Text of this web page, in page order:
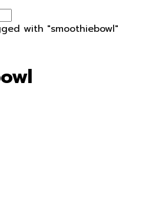
with "smoothiebowl"